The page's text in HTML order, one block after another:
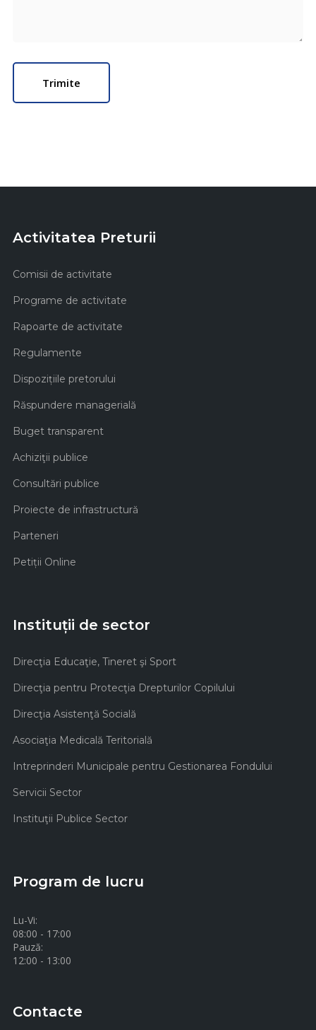
Activitatea Preturii
Comisii de activitate
Programe de activitate
Rapoarte de activitate
Regulamente
Dispozițiile pretorului
Răspundere managerială
Buget transparent
Achiziţii publice
Consultări publice
Proiecte de infrastructură
Parteneri
Petiții Online
Instituții de sector
Direcţia Educaţie, Tineret şi Sport
Direcţia pentru Protecţia Drepturilor Copilului
Direcţia Asistenţă Socială
Asociaţia Medicală Teritorială
Intreprinderi Municipale pentru Gestionarea Fondului
Servicii Sector
Instituţii Publice Sector
Program de lucru
Lu-Vi:
08:00 - 17:00
Pauză:
12:00 - 13:00
Contacte